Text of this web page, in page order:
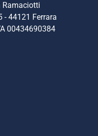
Ramaciotti
- 44121 Ferrara
00434690384